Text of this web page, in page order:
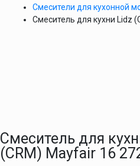
Смесители для кухонной
Смеситель для кухни Lidz
Смеситель для
(CRM) Mayfair 16